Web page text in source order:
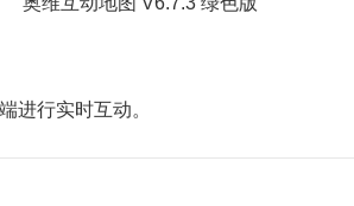
行实时互动。